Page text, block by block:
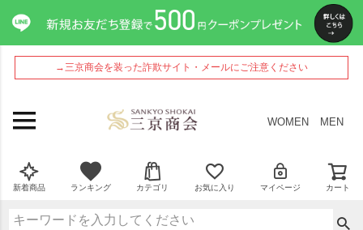
→三京商会を装った詐欺サイト・メールにご注意ください
WOMEN MEN
新着商品 ランキング カテゴリ お気に入り マイページ カート